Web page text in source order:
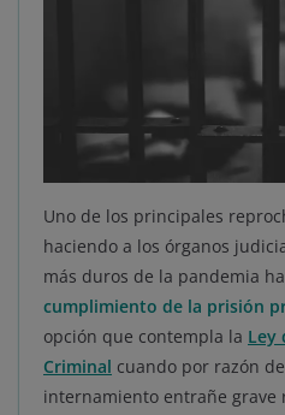
Uno de los principales
haciendo a los órganos
más duros de la pandemia
cumplimiento de la prisión
opción que contempla la Ley
Criminal cuando por razón
internamiento entrañe grave